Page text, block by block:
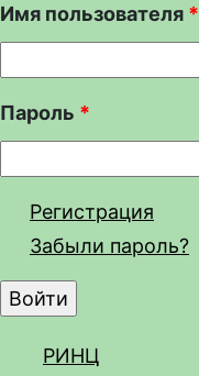
Имя пользователя *
Пароль *
Регистрация
Забыли пароль?
РИНЦ